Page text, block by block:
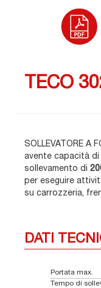
TECO
SOLLEVATORE A
avente capacità di
sollevamento di
per eseguire
su carrozzeria,
DATI
Portata max.
Tempo di